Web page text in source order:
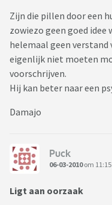
Zijn die pillen door een
zowiezo geen goed
helemaal geen verstand
eigenlijk niet moeten
voorschrijven.
Hij kan beter naar een
Damajo
Puck
06-03-2010om 11:15
Ligt aan oorzaak